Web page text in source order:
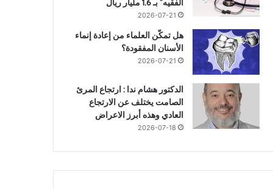
2026-07-21
هل تمكّن العلماء من إعادة إنماء
الأسنان المفقودة؟
2026-07-21
الدكتور هشام ندا : ارتجاع المرئ
الصامت يختلف عن الارتجاع
العادي وهذه أبرز الاعراض
2026-07-18